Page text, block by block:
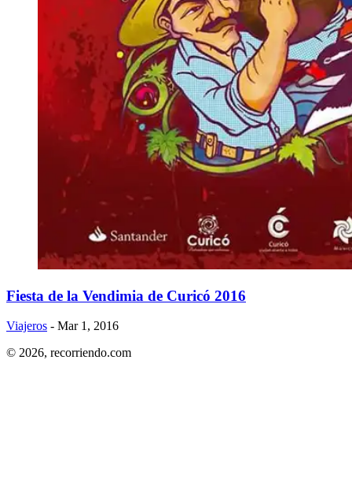
Fiesta de la Vendimia de Curicó 2016
Viajeros - Mar 1, 2016
© 2026, recorriendo.com